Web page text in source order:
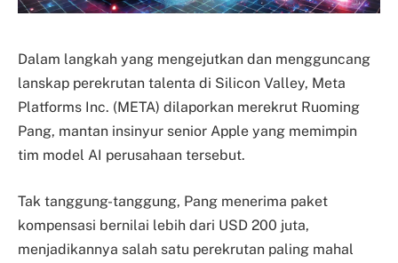
Dalam langkah yang mengejutkan dan mengguncang
lanskap perekrutan talenta di Silicon Valley, Meta
Platforms Inc. (META) dilaporkan merekrut Ruoming
Pang, mantan insinyur senior Apple yang memimpin
tim model AI perusahaan tersebut.
Tak tanggung-tanggung, Pang menerima paket
kompensasi bernilai lebih dari USD 200 juta,
menjadikannya salah satu perekrutan paling mahal